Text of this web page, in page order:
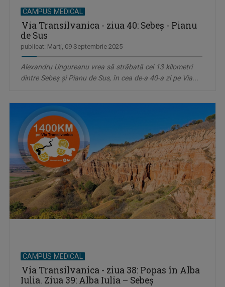
CAMPUS MEDICAL
Via Transilvanica - ziua 40: Sebeș - Pianu
de Sus
publicat: Marţi, 09 Septembrie 2025
Alexandru Ungureanu vrea să străbată cei 13 kilometri
dintre Sebeș și Pianu de Sus, în cea de-a 40-a zi pe Via...
CAMPUS MEDICAL
Via Transilvanica - ziua 38: Popas în Alba
Iulia. Ziua 39: Alba Iulia – Sebeș